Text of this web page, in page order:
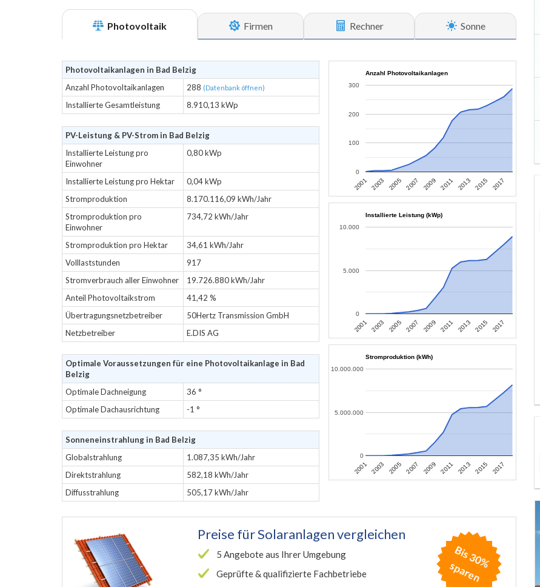
Photovoltaik Firmen Rechner Sonne
Photovoltaikanlagen in Bad Belzig
Anzahl Photovoltaikanlagen
288 (Datenbank öffnen)
Installierte Gesamtleistung 8.910,13 kWp
PV-Leistung & PV-Strom in Bad Belzig
Installierte Leistung pro
Einwohner
0,80 kWp
Installierte Leistung pro Hektar
0,04 kWp
Stromproduktion
8.170.116,09 kWh/Jahr
Stromproduktion pro
Einwohner
734,72 kWh/Jahr
Stromproduktion pro Hektar
34,61 kWh/Jahr
Volllaststunden
917
Stromverbrauch aller Einwohner
19.726.880 kWh/Jahr
Anteil Photovoltaikstrom
41,42 %
Übertragungsnetzbetreiber
50Hertz Transmission GmbH
Netzbetreiber
E.DIS AG
Optimale Voraussetzungen für eine Photovoltaikanlage in Bad
Belzig
Optimale Dachneigung
36 °
Optimale Dachausrichtung
-1 °
Sonneneinstrahlung in Bad Belzig
Globalstrahlung
1.087,35 kWh/Jahr
Direktstrahlung
582,18 kWh/Jahr
Diffusstrahlung
505,17 kWh/Jahr
Anzahl Photovoltaikanlagen
2001 2003 2005 2007 2009 2011 2013 2015 2017
0
100
200
300
Installierte Leistung (kWp)
2001 2003 2005 2007 2009 2011 2013 2015 2017
0
5.000
10.000
Stromproduktion (kWh)
2001 2003 2005 2007 2009 2011 2013 2015 2017
0
5.000.000
10.000.000
Preise fürSolaranlagen vergleichen
5 Angebote aus Ihrer Umgebung
Geprüfte & qualifizierte Fachbetriebe
B
is
3
0
%
s
p
a
r
e
n